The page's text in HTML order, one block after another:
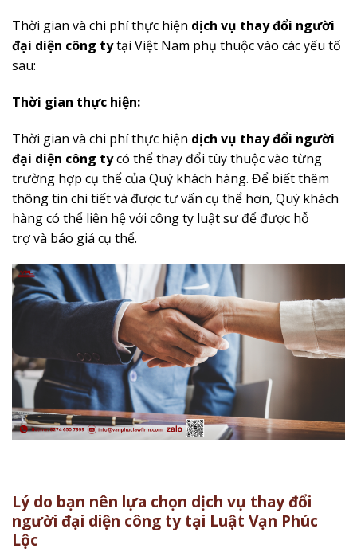
Thời gian và chi phí thực hiện dịch vụ thay đổi người
đại diện công tytại Việt Nam phụ thuộc vào các yếu tố
sau:
Thời gian thực hiện:
Thời gian và chi phí thực hiện dịch vụ thay đổi người
đại diện công tycó thể thay đổi tùy thuộc vào từng
trường hợp cụ thể của Quý khách hàng. Để biết thêm
thông tin chi tiết và được tư vấn cụ thể hơn, Quý khách
hàng có thể liên hệ với công ty luật sư để được hỗ
trợ và báo giá cụ thể.
Lý do bạn nên lựa chọn dịch vụ thay đổi
người đại diện công ty tại Luật Vạn Phúc
Lộc